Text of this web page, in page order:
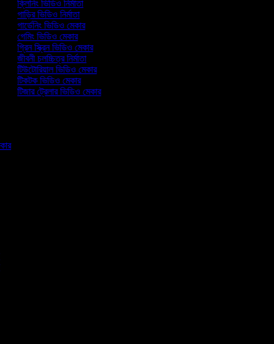
ক্লিনিং ভিডিও নির্মাতা
গাড়ির ভিডিও নির্মাতা
গার্ডেনিং ভিডিও মেকার
গেমিং ভিডিও মেকার
গ্রিন স্ক্রিন ভিডিও মেকার
জীবনী চলচ্চিত্র নির্মাতা
টিউটোরিয়াল ভিডিও মেকার
টিকটক ভিডিও মেকার
টিজার ট্রেলার ভিডিও মেকার